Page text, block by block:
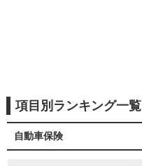
項目別ランキング一覧
自動車保険